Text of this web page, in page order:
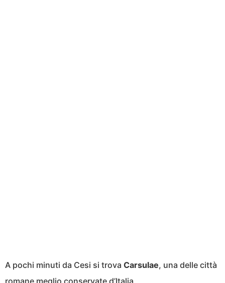
A pochi minuti da Cesi si trova Carsulae, una delle città